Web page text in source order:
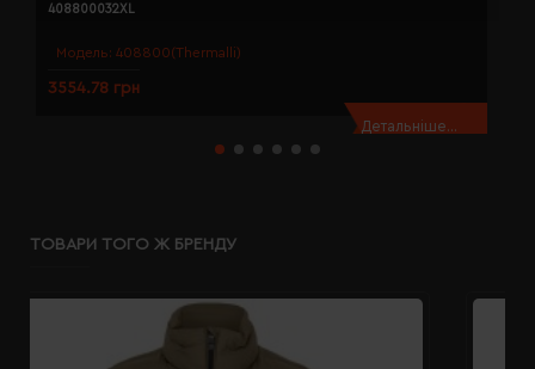
Модель: 408800(Thermalli)
408800032XL
3554.78 грн
Детальніше...
ТОВАРИ ТОГО Ж БРЕНДУ